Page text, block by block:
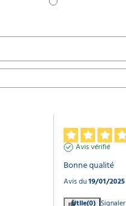
Avis vérifié
Bonne qualité
Avis du19/01/2025
Utile(0) Signaler